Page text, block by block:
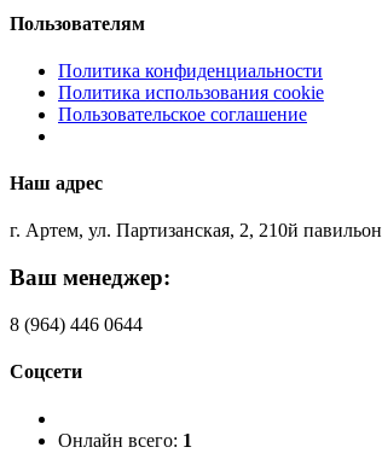
Пользователям
Политика конфиденциальности
Политика использования cookie
Пользовательское соглашение
Наш адрес
г. Артем, ул. Партизанская, 2, 210й павильон
Ваш менеджер:
8 (964) 446 0644
Соцсети
Онлайн всего: 1